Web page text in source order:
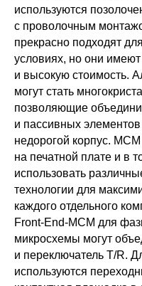
используются
с проволочным
прекрасно подходят
условиях, но они
и высокую стоимость.
могут стать
позволяющие
и пассивных
недорогой корпус.
на печатной плате и в
использовать
технологии для
каждого отдельного
Front-End-MCM для
микросхемы могут
и переключатель T/R.
используются